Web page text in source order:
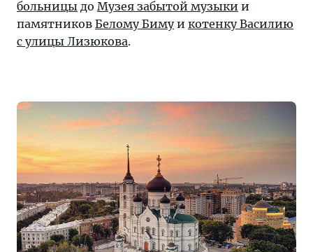
больницы до Музея забытой музыки и
памятников Белому Бимуи котенку Василию
с улицы Лизюкова.